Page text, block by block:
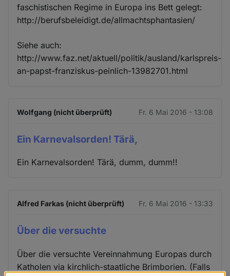
faschistischen Regime in Europa ins Bett gelegt:
http://berufsbeleidigt.de/allmachtsphantasien/
Siehe auch:
http://www.faz.net/aktuell/politik/ausland/karlspreis-
an-papst-franziskus-peinlich-13982701.html
Wolfgang (nicht überprüft) Fr. 6 Mai 2016 - 13:08
Ein Karnevalsorden! Tärä,
Ein Karnevalsorden! Tärä, dumm, dumm!!
Alfred Farkas (nicht überprüft) Fr. 6 Mai 2016 - 13:33
Über die versuchte
Über die versuchte Vereinnahmung Europas durch
Katholen via kirchlich-staatliche Brimborien. (Falls